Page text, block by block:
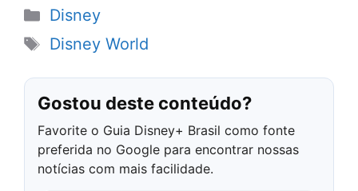
Categorias
Disney
Tags
Disney World
Gostou deste conteúdo?
Favorite o Guia Disney+ Brasil como fonte
preferida no Google para encontrar nossas
notícias com mais facilidade.